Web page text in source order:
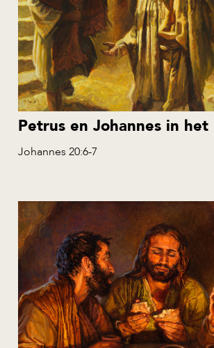
NLENESRU PL
Petrus en Johannes in
Johannes 20:6-7